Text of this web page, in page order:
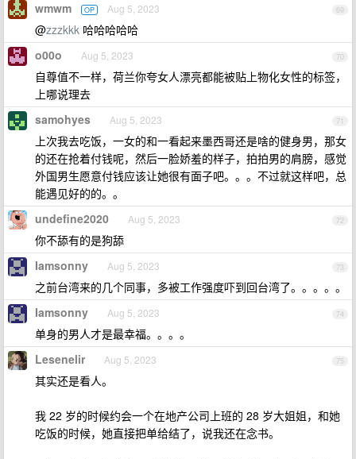
69
wmwm OP Aug 5, 2023
@zzzkkk 哈哈哈哈哈
70
o00o Aug 5, 2023
自尊值不一样，荷兰你夸女人漂亮都能被贴上物化女性的标签，
上哪说理去
71
samohyes Aug 5, 2023
上次我去吃饭，一女的和一看起来墨西哥还是啥的健身男，那女
的还在抢着付钱呢，然后一脸娇羞的样子，拍拍男的肩膀，感觉
外国男生愿意付钱应该让她很有面子吧。。。不过就这样吧，总
能遇见好的的。。
72
undefine2020 Aug 5, 2023
你不舔有的是狗舔
73
Iamsonny Aug 5, 2023
之前台湾来的几个同事，多被工作强度吓到回台湾了。。。。。
74
Iamsonny Aug 5, 2023
单身的男人才是最幸福。。。。
75
Lesenelir Aug 5, 2023
其实还是看人。
我 22 岁的时候约会一个在地产公司上班的 28 岁大姐姐，和她
吃饭的时候，她直接把单给结了，说我还在念书。